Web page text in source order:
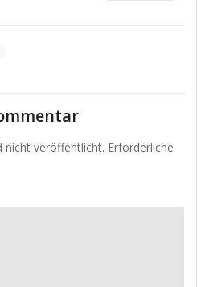
navigation
nicht veröffentlicht. Erforderliche